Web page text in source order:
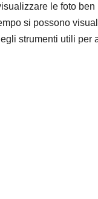
le foto
si possono
strumenti utili per